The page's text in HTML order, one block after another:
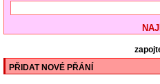
PŘIDAT NOVÉ PŘÁNÍ